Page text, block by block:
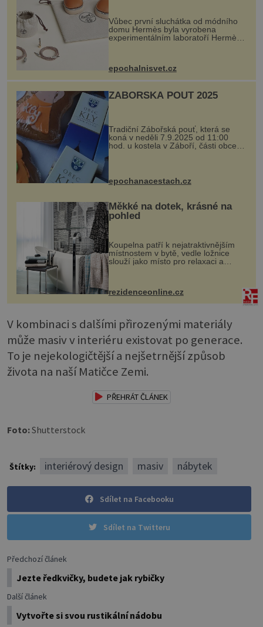
Vůbec první sluchátka od módního
domu Hermès byla vyrobena
experimentálním laboratoří Hermès
kovový...
epochalnisvet.cz
ZÁBOŘSKÁ POUŤ 2025
Tradiční Zábořská pouť, která se
koná v neděli 7.9.2025 od 11:00
hod. u kostela v Záboří, části obce
Kly u Mělníka. V programu naleznete
komentovanou prohlídku kostela,
epochanacestach.cz
Měkké na dotek, krásné na
pohled
Koupelna patří k nejatraktivnějším
místnostem v bytě, vedle ložnice
slouží jako místo pro relaxaci a
odpočinek. Koupelnový textil –
ručníky, osušky a koberečky –
mohou jako mávnutím kouzelného
proutku...
rezidenceonline.cz
V kombinaci s dalšími přirozenými materiály
může masiv v interiéru existovat po generace.
To je nejekologičtější a nejšetrnější způsob
života na naší Matičce Zemi.
PŘEHRÁT ČLÁNEK
Foto:Shutterstock
Štítky: interiérový design masiv nábytek
Sdílet na Facebooku
Sdílet na Twitteru
Předchozí článek
Jezte ředkvičky, budete jak rybičky
Další článek
Vytvořte si svou rustikální nádobu